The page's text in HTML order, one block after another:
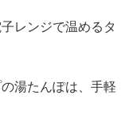
レンジで温めるタ
湯たんぽは、手軽